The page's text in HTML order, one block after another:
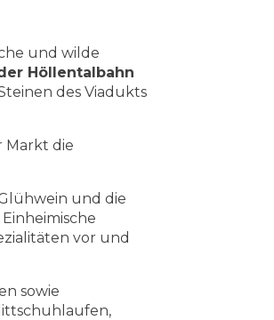
und wilde
Höllentalbahn
des Viadukts
Markt die
und die
vor und
sowie